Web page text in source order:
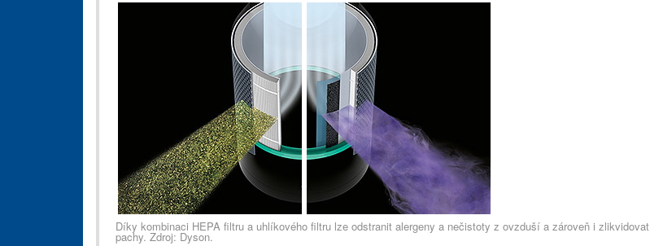
Díky kombinaci HEPA filtru a uhlíkového filtru lze odstranit alergeny a nečistoty z ovzduší a zároveň i zlikvidovat
pachy. Zdroj: Dyson.